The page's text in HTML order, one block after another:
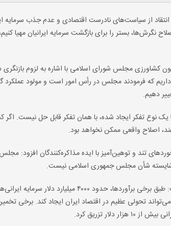
انتقاد از سیاست‌های نادرست اقتصادی و عدم جذب سرمایه
نگرش‌ها، بستر را برای بازگشت سرمایه ایرانیان مهیا
کشاورزی مجلس شورای اسلامی با اشاره به لزوم
داریم که فرمودند مجلس در رأس امور است و مولود
دهیم.
یک نوع تفکر ایجاد شده، با همان تفکر قابل حل نیست.
اصلاح واقعی ممکن نخواهد بود.
تند و توهین‌آمیز با ایده مذاکره‌کنندگان افزود:
شایسته شأن مجلس جمهوری اسلامی نیست.
وی با اشاره به وجود ثروت عظیم ایرانیان خارج از کشور گفت: طبق
تحولی عظیم در اقتصاد ایران ایجاد کند. برخی